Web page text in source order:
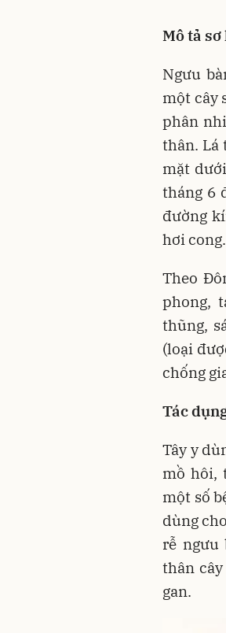
Mô tả
Ngưu
một cây
phân
thân. Lá
mặt
tháng 6
đường
hơi
Theo
phong,
thũng,
(loại
chống
Tác
Tây y
mồ hôi,
một số
dùng
rễ ngưu
thân
gan.